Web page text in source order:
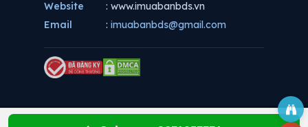
Website
: www.imuabanbds.vn
Email
: imuabanbds@gmail.com